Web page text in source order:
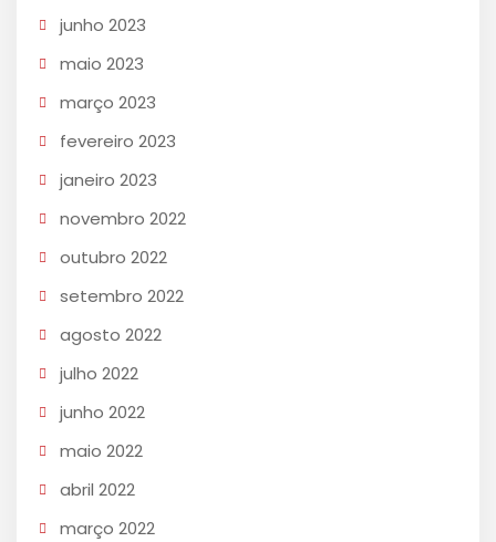
junho 2023
maio 2023
março 2023
fevereiro 2023
janeiro 2023
novembro 2022
outubro 2022
setembro 2022
agosto 2022
julho 2022
junho 2022
maio 2022
abril 2022
março 2022